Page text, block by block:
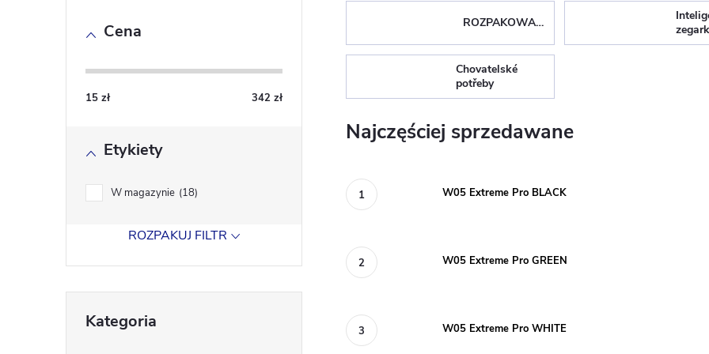
z
Cena
15 zł 342 zł
Etykiety
W magazynie 18
ROZPAKUJ FILTR
kategorie
Kategoria
ROZPAKOWANY
Chovatelské
potřeby
Najczęściej sprzedawane
W05 Extreme Pro BLACK
W05 Extreme Pro GREEN
W05 Extreme Pro WHITE